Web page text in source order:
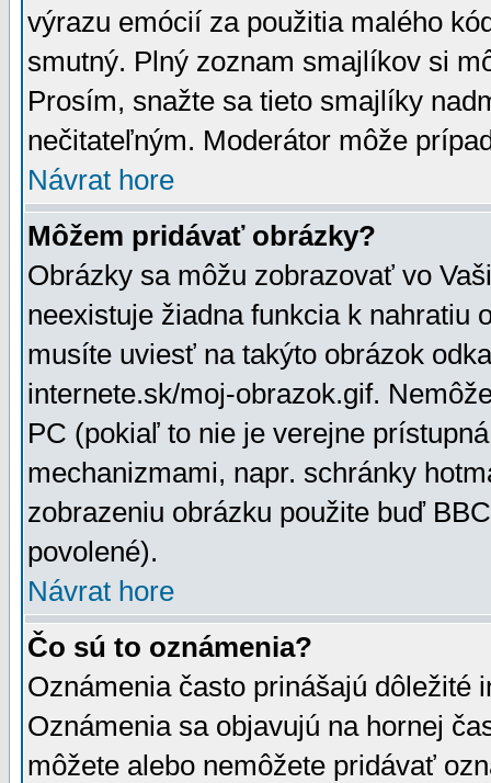
výrazu emócií za použitia malého
smutný. Plný zoznam smajlíkov si
Prosím, snažte sa tieto smajlíky
nečitateľným. Moderátor môže
Návrat hore
Môžem pridávať obrázky?
Obrázky sa môžu zobrazovať vo
neexistuje žiadna funkcia k nahratiu
musíte uviesť na takýto obrázok
internete.sk/moj-obrazok.gif.
PC (pokiaľ to nie je verejne
mechanizmami, napr. schránky
zobrazeniu obrázku použite buď
povolené).
Návrat hore
Čo sú to oznámenia?
Oznámenia často prinášajú dôležité
Oznámenia sa objavujú na hornej
môžete alebo nemôžete pridávať